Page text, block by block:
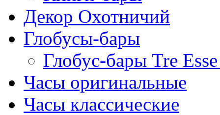
Декор Охотничий
Глобусы-бары
Глобус-бары Tre
Часы оригинальные
Часы классические